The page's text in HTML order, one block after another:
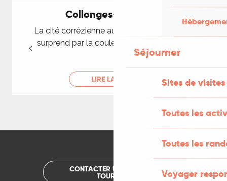
Séjourner
Sites de visites
Toutes les
Toutes les
Voyager
Collonges-la-Rouge
La cité corrézienne aux vingt cinq tours qui
surprend par la couleur rouge des pierres.
LIRE LA SUITE
CONTACTER UN OFFICE DE
TOURISME